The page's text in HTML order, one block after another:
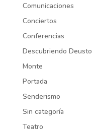
Comunicaciones
Conciertos
Conferencias
Descubriendo Deusto
Monte
Portada
Senderismo
Sin categoría
Teatro